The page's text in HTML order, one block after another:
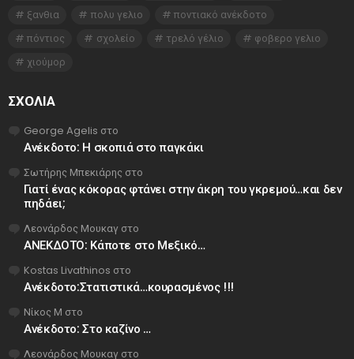
ξανθια
πολυ γελιο
ποντιακό ανέκδοτο
πόντιος
σχολείο τρελό γέλιο
φοβερο γελιο
χιούμορ
ΣΧΌΛΙΑ
George Agelis στο
Ανέκδοτο: Η σκοπιά στο παγκάκι
Σωτήρης Μπεκιάρης στο
Γιατί ένας κόκορας φτάνει στην άκρη του γκρεμού…και δεν
πηδάει;
Λεονάρδος Μουκαγ στο
ΑΝΕΚΔΟΤΟ: Κάποτε στο Μεξικό…
Kostas Livathinos στο
Ανέκδοτο:Στατιστικά…κουρασμένος !!!
Νίκος Μ στο
Ανέκδοτο: Στο καζίνο …
Λεονάρδος Μουκαγ στο